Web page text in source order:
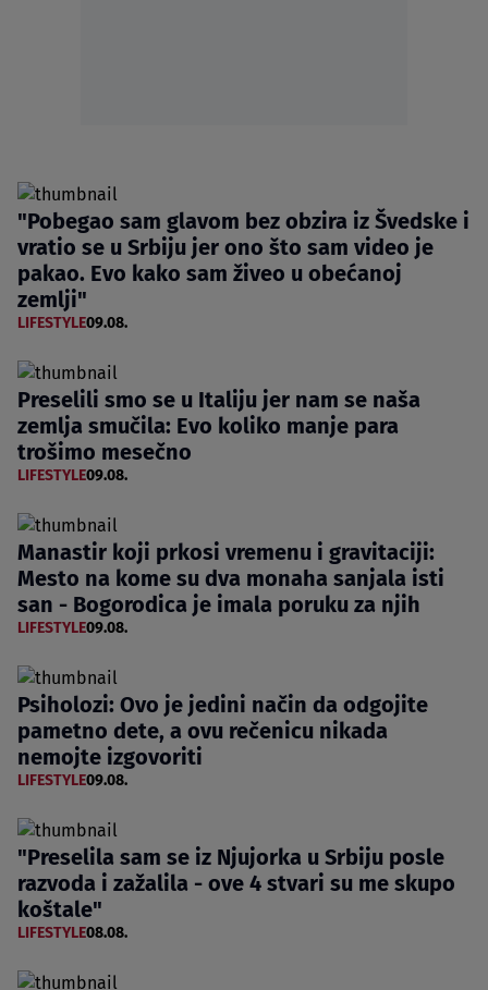
"Pobegao sam glavom bez obzira iz Švedske i
vratio se u Srbiju jer ono što sam video je
pakao. Evo kako sam živeo u obećanoj
zemlji"
LIFESTYLE09.08.
Preselili smo se u Italiju jer nam se naša
zemlja smučila: Evo koliko manje para
trošimo mesečno
LIFESTYLE09.08.
Manastir koji prkosi vremenu i gravitaciji:
Mesto na kome su dva monaha sanjala isti
san - Bogorodica je imala poruku za njih
LIFESTYLE09.08.
Psiholozi: Ovo je jedini način da odgojite
pametno dete, a ovu rečenicu nikada
nemojte izgovoriti
LIFESTYLE09.08.
"Preselila sam se iz Njujorka u Srbiju posle
razvoda i zažalila - ove 4 stvari su me skupo
koštale"
LIFESTYLE08.08.